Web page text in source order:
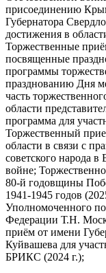
присоединению
Губернатора
достижения в
Торжественные
посвященные
программы
празднованию Дня
часть
области
программа для
Торжественный
области в связи с
советского народа
войне;
80-й годовщины
1941-1945 годов
Уполномоченного
Федерации Т.Н.
приём от имени
Куйвашева для
БРИКС (2024 г.);